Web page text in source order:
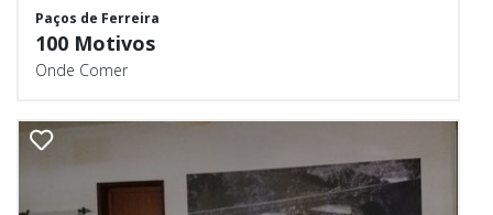
Paços de Ferreira
100 Motivos
Onde Comer